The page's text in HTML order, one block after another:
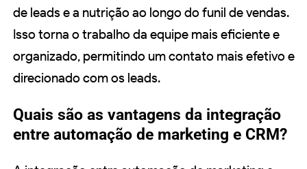
de leads e a nutrição ao longo do funil de vendas.
Isso torna o trabalho da equipe mais eficiente e
organizado, permitindo um contato mais efetivo e
direcionado com os leads.
Quais são as vantagens da integração
entre automação de marketing e CRM?